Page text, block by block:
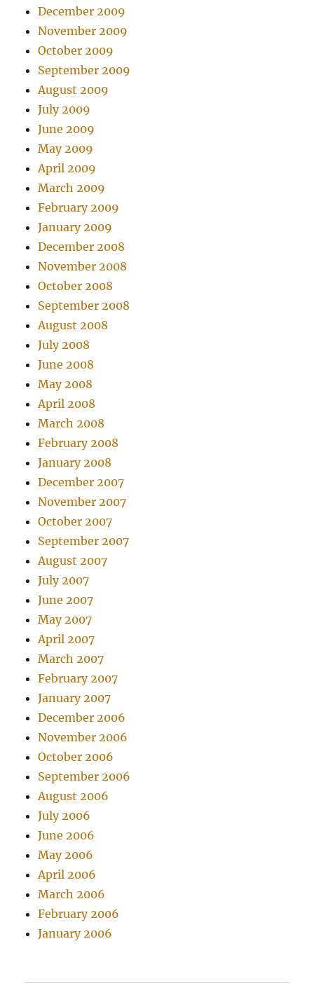
December 2009
November 2009
October 2009
September 2009
August 2009
July 2009
June 2009
May 2009
April 2009
March 2009
February 2009
January 2009
December 2008
November 2008
October 2008
September 2008
August 2008
July 2008
June 2008
May 2008
April 2008
March 2008
February 2008
January 2008
December 2007
November 2007
October 2007
September 2007
August 2007
July 2007
June 2007
May 2007
April 2007
March 2007
February 2007
January 2007
December 2006
November 2006
October 2006
September 2006
August 2006
July 2006
June 2006
May 2006
April 2006
March 2006
February 2006
January 2006